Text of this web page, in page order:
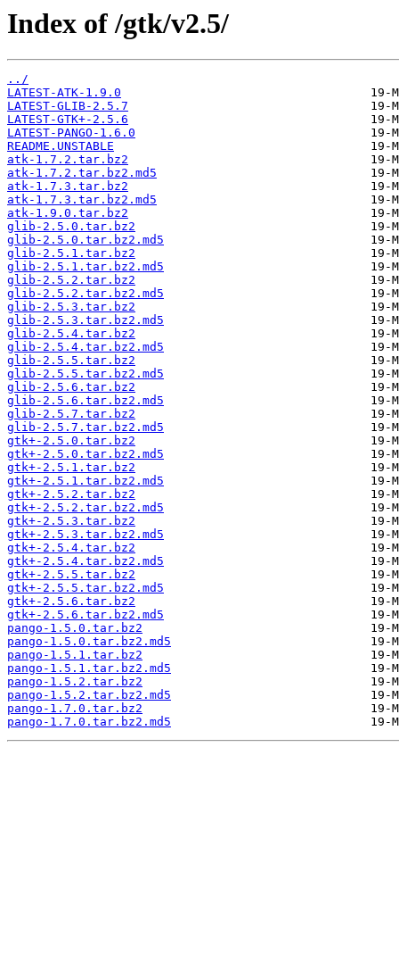
Index of /gtk/v2.5/
../
LATEST-ATK-1.9.0
LATEST-GLIB-2.5.7
LATEST-GTK+-2.5.6
LATEST-PANGO-1.6.0
README.UNSTABLE
atk-1.7.2.tar.bz2
atk-1.7.2.tar.bz2.md5
atk-1.7.3.tar.bz2
atk-1.7.3.tar.bz2.md5
atk-1.9.0.tar.bz2
glib-2.5.0.tar.bz2
glib-2.5.0.tar.bz2.md5
glib-2.5.1.tar.bz2
glib-2.5.1.tar.bz2.md5
glib-2.5.2.tar.bz2
glib-2.5.2.tar.bz2.md5
glib-2.5.3.tar.bz2
glib-2.5.3.tar.bz2.md5
glib-2.5.4.tar.bz2
glib-2.5.4.tar.bz2.md5
glib-2.5.5.tar.bz2
glib-2.5.5.tar.bz2.md5
glib-2.5.6.tar.bz2
glib-2.5.6.tar.bz2.md5
glib-2.5.7.tar.bz2
glib-2.5.7.tar.bz2.md5
gtk+-2.5.0.tar.bz2
gtk+-2.5.0.tar.bz2.md5
gtk+-2.5.1.tar.bz2
gtk+-2.5.1.tar.bz2.md5
gtk+-2.5.2.tar.bz2
gtk+-2.5.2.tar.bz2.md5
gtk+-2.5.3.tar.bz2
gtk+-2.5.3.tar.bz2.md5
gtk+-2.5.4.tar.bz2
gtk+-2.5.4.tar.bz2.md5
gtk+-2.5.5.tar.bz2
gtk+-2.5.5.tar.bz2.md5
gtk+-2.5.6.tar.bz2
gtk+-2.5.6.tar.bz2.md5
pango-1.5.0.tar.bz2
pango-1.5.0.tar.bz2.md5
pango-1.5.1.tar.bz2
pango-1.5.1.tar.bz2.md5
pango-1.5.2.tar.bz2
pango-1.5.2.tar.bz2.md5
pango-1.7.0.tar.bz2
pango-1.7.0.tar.bz2.md5